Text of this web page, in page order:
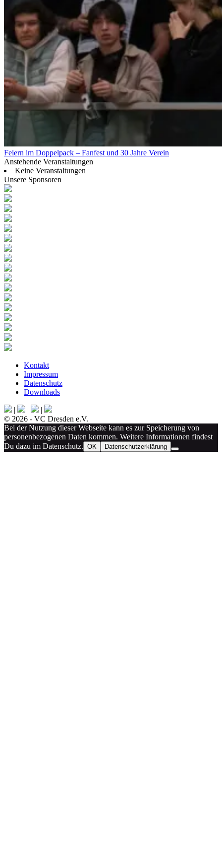
Feiern im Doppelpack – Fanfest und 30 Jahre Verein
Anstehende Veranstaltungen
Keine Veranstaltungen
Unsere Sponsoren
Kontakt
Impressum
Datenschutz
Downloads
| |
|
© 2026 - VC Dresden e.V.
Bei der Nutzung dieser Webseite kann es zur Speicherung von
personenbezogenen Daten kommen. Weitere Informationen findest
Du dazu im Datenschutz. OK Datenschutzerklärung